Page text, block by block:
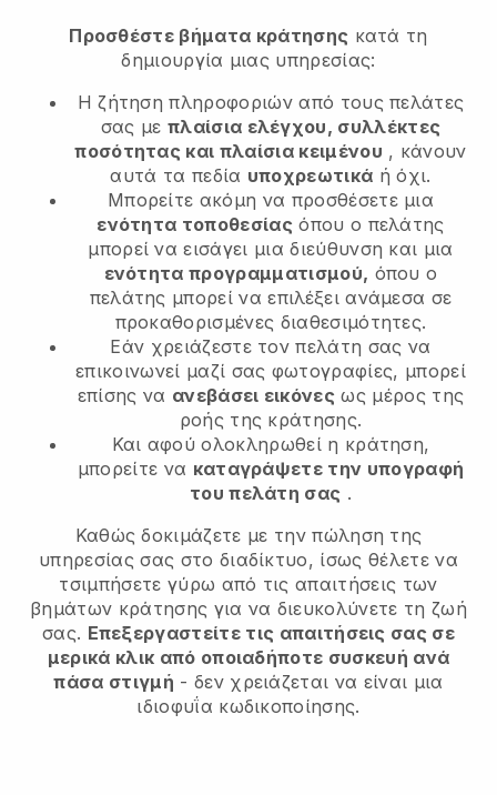
Προσθέστε βήματα κράτησης κατά τη
δημιουργία μιας υπηρεσίας:
Η ζήτηση πληροφοριών από τους πελάτες
σας με πλαίσια ελέγχου, συλλέκτες
ποσότητας και πλαίσια κειμένου , κάνουν
αυτά τα πεδία υποχρεωτικά ή όχι.
Μπορείτε ακόμη να προσθέσετε μια
ενότητα τοποθεσίας όπου ο πελάτης
μπορεί να εισάγει μια διεύθυνση και μια
ενότητα προγραμματισμού, όπου ο
πελάτης μπορεί να επιλέξει ανάμεσα σε
προκαθορισμένες διαθεσιμότητες.
Εάν χρειάζεστε τον πελάτη σας να
επικοινωνεί μαζί σας φωτογραφίες, μπορεί
επίσης να ανεβάσει εικόνες ως μέρος της
ροής της κράτησης.
Και αφού ολοκληρωθεί η κράτηση,
μπορείτε να καταγράψετε την υπογραφή
του πελάτη σας .
Καθώς δοκιμάζετε με την πώληση της
υπηρεσίας σας στο διαδίκτυο, ίσως θέλετε να
τσιμπήσετε γύρω από τις απαιτήσεις των
βημάτων κράτησης για να διευκολύνετε τη ζωή
σας. Επεξεργαστείτε τις απαιτήσεις σας σε
μερικά κλικ από οποιαδήποτε συσκευή ανά
πάσα στιγμή - δεν χρειάζεται να είναι μια
ιδιοφυΐα κωδικοποίησης.